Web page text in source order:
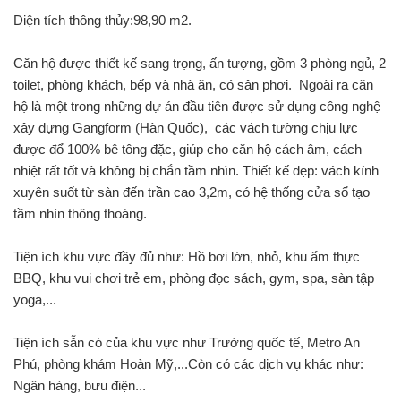
Diện tích thông thủy:98,90 m2.
Căn hộ được thiết kế sang trọng, ấn tượng, gồm 3 phòng ngủ, 2
toilet, phòng khách, bếp và nhà ăn, có sân phơi. Ngoài ra căn
hộ là một trong những dự án đầu tiên được sử dụng công nghệ
xây dựng Gangform (Hàn Quốc), các vách tường chịu lực
được đổ 100% bê tông đặc, giúp cho căn hộ cách âm, cách
nhiệt rất tốt và không bị chắn tầm nhìn. Thiết kế đẹp: vách kính
xuyên suốt từ sàn đến trần cao 3,2m, có hệ thống cửa sổ tạo
tầm nhìn thông thoáng.
Tiện ích khu vực đầy đủ như: Hồ bơi lớn, nhỏ, khu ẩm thực
BBQ, khu vui chơi trẻ em, phòng đọc sách, gym, spa, sàn tập
yoga,...
Tiện ích sẵn có của khu vực như Trường quốc tế, Metro An
Phú, phòng khám Hoàn Mỹ,...Còn có các dịch vụ khác như:
Ngân hàng, bưu điện...